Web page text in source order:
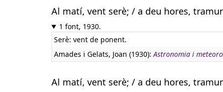
Al matí, vent serè; / a deu hores,
1 font, 1930.
Serè: vent de ponent.
Amades i Gelats, Joan (1930):Astronomia i
Al matí, vent serè; / a deu hores,